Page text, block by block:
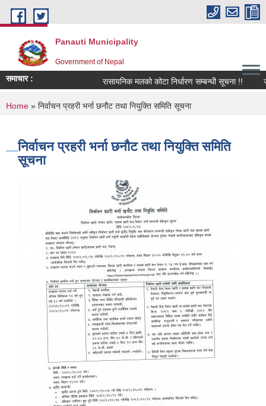
Skip to main content
Panauti Municipality
Government of Nepal
समाचार : रासायनिक मलको कोटा निर्धारण सम्बन्धी सूचना !!
You are here
Home » निर्वाचन प्रहरी भर्ना छनौट तथा नियुक्ति समिति सूचना
निर्वाचन प्रहरी भर्ना छनौट तथा नियुक्ति समिति
सूचना